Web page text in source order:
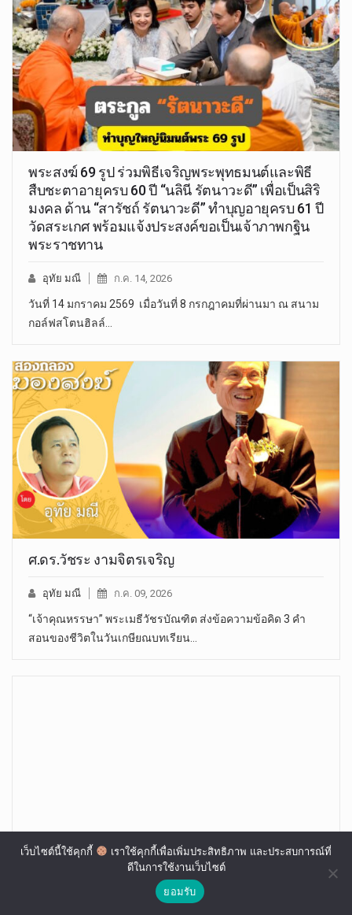
พระสงฆ์ 69 รูป ร่วมพิธีเจริญพระพุทธมนต์และพิธี
สืบชะตาอายุครบ 60 ปี “นลินี รัตนาวะดี” เพื่อเป็นสิริ
มงคล ด้าน “สารัชถ์ รัตนาวะดี” ทำบุญอายุครบ 61 ปี
วัดสระเกศ พร้อมแจ้งประสงค์ขอเป็นเจ้าภาพกฐิน
พระราชทาน
อุทัย มณี ก.ค. 14, 2026
วันที่ 14 มกราคม 2569 เมื่อวันที่ 8 กรกฎาคมที่ผ่านมา ณ สนาม
กอล์ฟสโตนฮิลล์…
ศ.ดร.วัชระ งามจิตรเจริญ
อุทัย มณี ก.ค. 09, 2026
“เจ้าคุณหรรษา” พระเมธีวัชรบัณฑิต ส่งข้อความข้อคิด 3 คำ
สอนของชีวิตในวันเกษียณบทเรียน…
ฝันถึง “สมเด็จป๋า” วัดพระเชตุพนฯ
เว็บไซต์นี้ใช้คุกกี้
เราใช้คุกกี้เพื่อเพิ่มประสิทธิภาพ และประสบการณ์ที่
ดีในการใช้งานเว็บไซต์
ยอมรับ